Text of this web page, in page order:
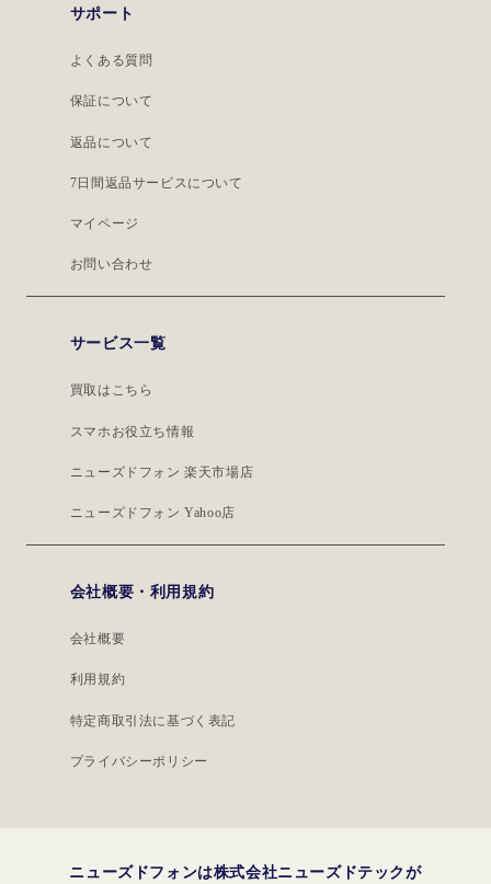
サポート
よくある質問
保証について
返品について
7日間返品サービスについて
マイページ
お問い合わせ
サービス一覧
買取はこちら
スマホお役立ち情報
ニューズドフォン 楽天市場店
ニューズドフォン Yahoo店
会社概要・利用規約
会社概要
利用規約
特定商取引法に基づく表記
プライバシーポリシー
ニューズドフォンは株式会社ニューズドテックが